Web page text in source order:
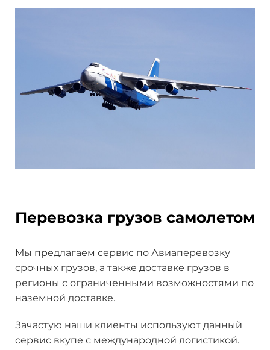
Перевозка грузов самолетом
Мы предлагаем сервис по Авиаперевозку
срочных грузов, а также доставке грузов в
регионы с ограниченными возможностями по
наземной доставке.
Зачастую наши клиенты используют данный
сервис вкупе с международной логистикой.